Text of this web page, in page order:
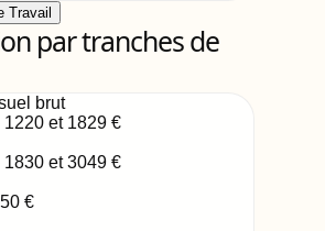
Travail
par tranches de
brut
et 1829 €
et 3049 €
€